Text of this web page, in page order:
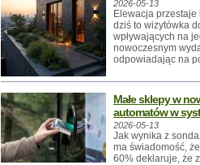
2026-05-13
Elewacja przestaje
dziś to wizytówka
wpływających na
nowoczesnym
odpowiadając na
Małe sklepy w
automatów w
2026-05-13
Jak wynika z
ma świadomość,
60% deklaruje, że